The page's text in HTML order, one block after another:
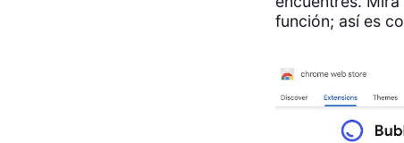
función; así es